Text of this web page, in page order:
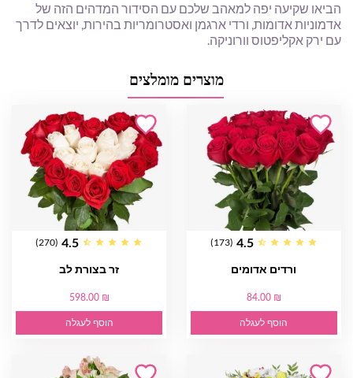
הביאו שקיעה יפה למאהב שלכם עם הסידור המדהים הזה של
אדמוניות אדומות, ורדי ארגמן ואסטרומריות בהירות, יוצאים לדרך
עם ירק אקליפטוס וורוניקה.
מוצרים מומלצים
4.5
(173)
ורדים אדומים
84.00 ₪
הוסף לעגלה
4.5
(270)
זר בצורת לב
598.00 ₪
הוסף לעגלה